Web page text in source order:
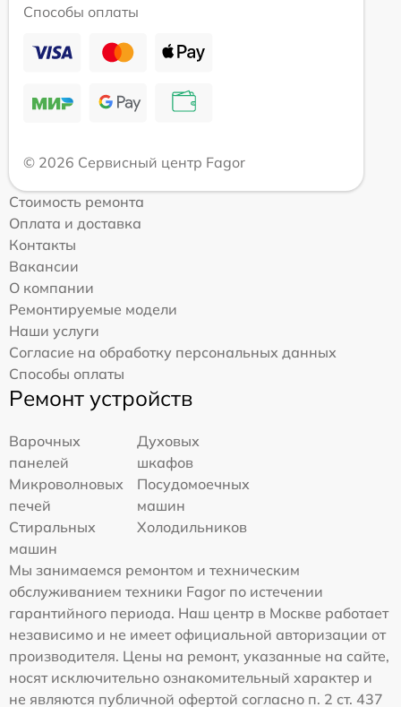
Способы оплаты
© 2026 Сервисный центр Fagor
Стоимость ремонта
Оплата и доставка
Контакты
Вакансии
О компании
Ремонтируемые модели
Наши услуги
Согласие на обработку персональных данных
Способы оплаты
Ремонт устройств
Варочных
панелей
Духовых
шкафов
Микроволновых
печей
Посудомоечных
машин
Стиральных
машин
Холодильников
Мы занимаемся ремонтом и техническим
обслуживанием техники Fagor по истечении
гарантийного периода. Наш центр в Москве работает
независимо и не имеет официальной авторизации от
производителя. Цены на ремонт, указанные на сайте,
носят исключительно ознакомительный характер и
не являются публичной офертой согласно п. 2 ст. 437